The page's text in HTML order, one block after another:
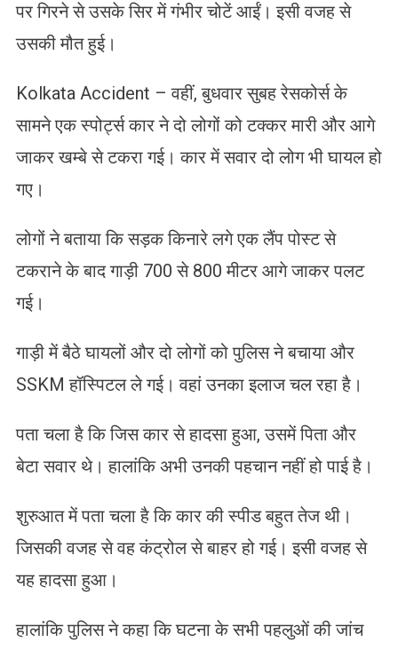
पर गिरने से उसके सिर में गंभीर चोटें आईं। इसी वजह से
उसकी मौत हुई।
Kolkata Accident – वहीं, बुधवार सुबह रेसकोर्स के
सामने एक स्पोर्ट्स कार ने दो लोगों को टक्कर मारी और आगे
जाकर खम्बे से टकरा गई। कार में सवार दो लोग भी घायल हो
गए।
लोगों ने बताया कि सड़क किनारे लगे एक लैंप पोस्ट से
टकराने के बाद गाड़ी 700 से 800 मीटर आगे जाकर पलट
गई।
गाड़ी में बैठे घायलों और दो लोगों को पुलिस ने बचाया और
SSKM हॉस्पिटल ले गई। वहां उनका इलाज चल रहा है।
पता चला है कि जिस कार से हादसा हुआ, उसमें पिता और
बेटा सवार थे। हालांकि अभी उनकी पहचान नहीं हो पाई है।
शुरुआत में पता चला है कि कार की स्पीड बहुत तेज थी।
जिसकी वजह से वह कंट्रोल से बाहर हो गई। इसी वजह से
यह हादसा हुआ।
हालांकि पुलिस ने कहा कि घटना के सभी पहलुओं की जांच